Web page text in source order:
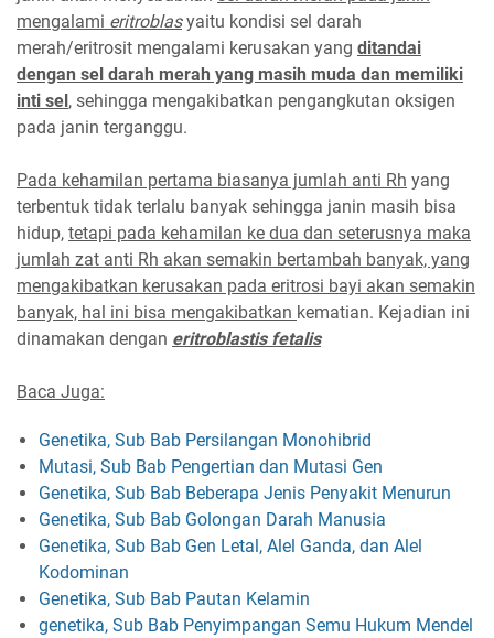
mengalami eritroblasyaitu kondisi sel darah
merah/eritrosit mengalami kerusakan yang ditandai
dengan sel darah merah yang masih muda dan memiliki
inti sel , sehingga mengakibatkan pengangkutan oksigen
pada janin terganggu.
Pada kehamilan pertama biasanya jumlah anti Rh yang
terbentuk tidak terlalu banyak sehingga janin masih bisa
hidup, tetapi pada kehamilan ke dua dan seterusnya maka
jumlah zat anti Rh akan semakin bertambah banyak, yang
mengakibatkan kerusakan pada eritrosi bayi akan semakin
banyak, hal ini bisa mengakibatkan kematian. Kejadian ini
dinamakan dengan eritroblastis fetalis
Baca Juga:
Genetika, Sub Bab Persilangan Monohibrid
Mutasi, Sub Bab Pengertian dan Mutasi Gen
Genetika, Sub Bab Beberapa Jenis Penyakit Menurun
Genetika, Sub Bab Golongan Darah Manusia
Genetika, Sub Bab Gen Letal, Alel Ganda, dan Alel
Kodominan
Genetika, Sub Bab Pautan Kelamin
genetika, Sub Bab Penyimpangan Semu Hukum Mendel